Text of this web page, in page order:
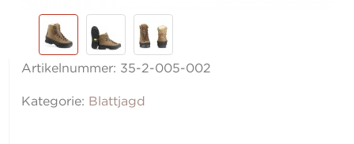
Artikelnummer: 35-2-005-002
Kategorie: Blattjagd